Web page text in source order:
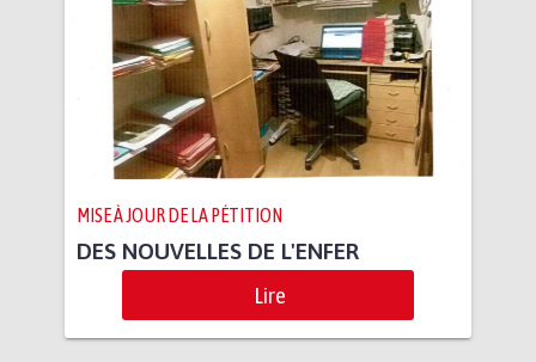
MISE À JOUR DE LA PÉTITION
DES NOUVELLES DE L'ENFER
Lire